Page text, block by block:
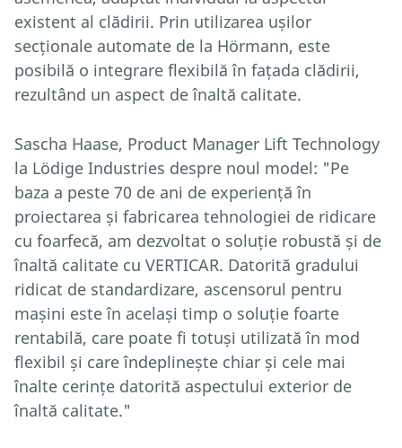
existent al clădirii. Prin utilizarea ușilor
secționale automate de la Hörmann, este
posibilă o integrare flexibilă în fațada clădirii,
rezultând un aspect de înaltă calitate.
Sascha Haase, Product Manager Lift Technology
la Lödige Industries despre noul model: "Pe
baza a peste 70 de ani de experiență în
proiectarea și fabricarea tehnologiei de ridicare
cu foarfecă, am dezvoltat o soluție robustă și de
înaltă calitate cu VERTICAR. Datorită gradului
ridicat de standardizare, ascensorul pentru
mașini este în același timp o soluție foarte
rentabilă, care poate fi totuși utilizată în mod
flexibil și care îndeplinește chiar și cele mai
înalte cerințe datorită aspectului exterior de
înaltă calitate."